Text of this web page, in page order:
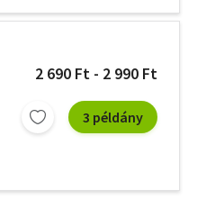
2 690 Ft - 2 990 Ft
3 példány